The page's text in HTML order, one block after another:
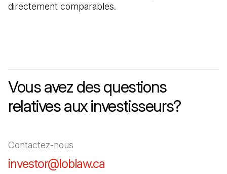
directement comparables.
Vous avez des questions
relatives aux investisseurs?
Contactez-nous
investor@loblaw.ca